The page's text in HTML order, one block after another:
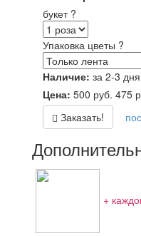
букет ?
Упаковка цветы ?
Наличие: за 2-3 дня
Цена: 500 руб. 475
Заказать!
+